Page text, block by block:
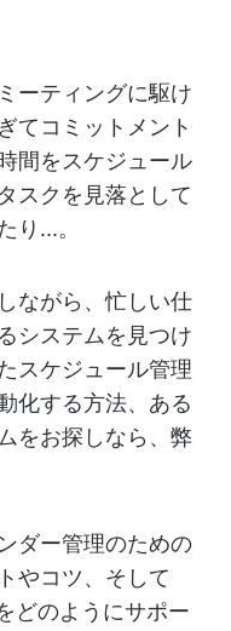
ーティングに駆け
てコミットメント
間をスケジュール
スクを見落として
り...。
ながら、忙しい仕
システムを見つけ
スケジュール管理
化する方法、ある
をお探しなら、弊
ダー管理のための
やコツ、そして
どのようにサポー